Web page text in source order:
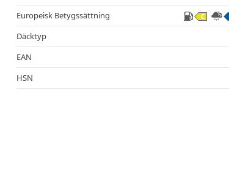
Europeisk Betygssättning
C
Däcktyp
EAN
HSN